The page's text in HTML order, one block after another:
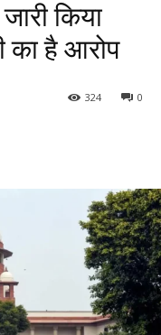
किया
का है आरोप
0
324